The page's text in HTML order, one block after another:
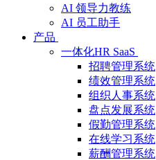
AI 领导力教练
AI 员工助手
产品
一体化HR SaaS
招聘管理系统
绩效管理系统
组织人事系统
盘点发展系统
假勤管理系统
在线学习系统
薪酬管理系统